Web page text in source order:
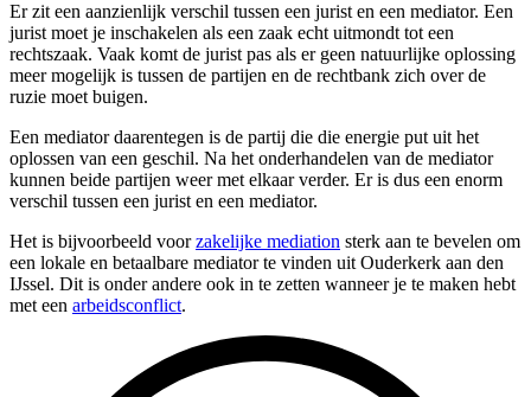
Er zit een aanzienlijk verschil tussen een jurist en een mediator. Een
jurist moet je inschakelen als een zaak echt uitmondt tot een
rechtszaak. Vaak komt de jurist pas als er geen natuurlijke oplossing
meer mogelijk is tussen de partijen en de rechtbank zich over de
ruzie moet buigen.
Een mediator daarentegen is de partij die die energie put uit het
oplossen van een geschil. Na het onderhandelen van de mediator
kunnen beide partijen weer met elkaar verder. Er is dus een enorm
verschil tussen een jurist en een mediator.
Het is bijvoorbeeld voorzakelijke mediation sterk aan te bevelen om
een lokale en betaalbare mediator te vinden uit Ouderkerk aan den
IJssel. Dit is onder andere ook in te zetten wanneer je te maken hebt
met een arbeidsconflict.